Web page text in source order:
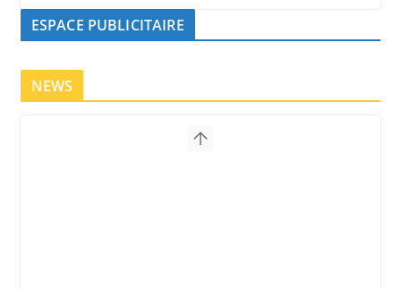
ESPACE PUBLICITAIRE
NEWS